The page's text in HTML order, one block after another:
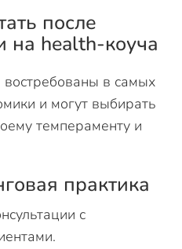
после
на health-коуча
в самых
и могут выбирать
темпераменту и
практика
с